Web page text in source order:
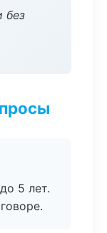
без
5 лет.